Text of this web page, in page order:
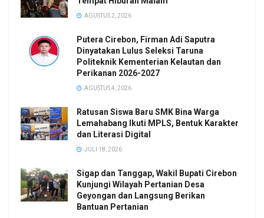
AGUSTUS 2, 2026
Putera Cirebon, Firman Adi Saputra
Dinyatakan Lulus Seleksi Taruna
Politeknik Kementerian Kelautan dan
Perikanan 2026-2027
AGUSTUS 4, 2026
Ratusan Siswa Baru SMK Bina Warga
Lemahabang Ikuti MPLS, Bentuk Karakter
dan Literasi Digital
JULI 18, 2026
Sigap dan Tanggap, Wakil Bupati Cirebon
Kunjungi Wilayah Pertanian Desa
Geyongan dan Langsung Berikan
Bantuan Pertanian